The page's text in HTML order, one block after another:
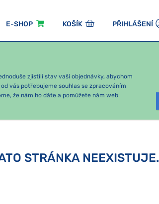
E-SHOP KOŠÍK PŘIHLÁŠENÍ
zjistili stav vaší objednávky, abychom
vás potřebujeme souhlas se zpracováním
že nám ho dáte a pomůžete nám web
STRÁNKA NEEXISTUJE.